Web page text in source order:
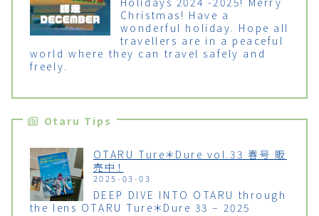
Christmas! Have a
wonderful holiday. Hope all
travellers are in a peaceful
world where they can travel safely and
freely.
Otaru Tips
OTARU Ture＊Dure vol.33 春号 販
売中！
2025-03-03
DEEP DIVE INTO OTARU through
the lens OTARU Ture＊Dure 33 – 2025